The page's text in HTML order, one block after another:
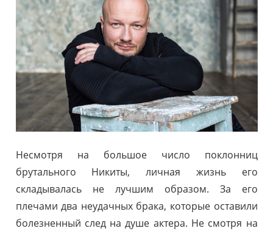
Несмотря на большое число поклонниц
брутального Никиты, личная жизнь его
складывалась не лучшим образом. За его
плечами два неудачных брака, которые оставили
болезненный след на душе актера. Не смотря на